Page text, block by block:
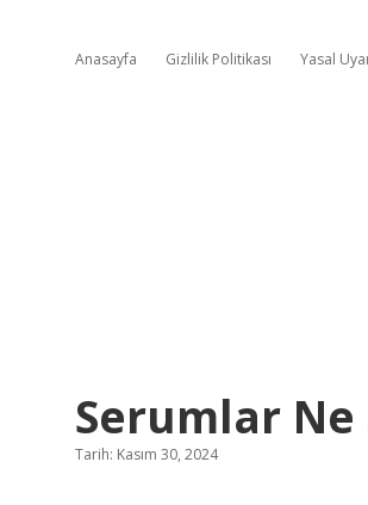
Anasayfa Gizlilik Politikası Yasal
Serumlar Ne
Tarih: Kasım 30, 2024